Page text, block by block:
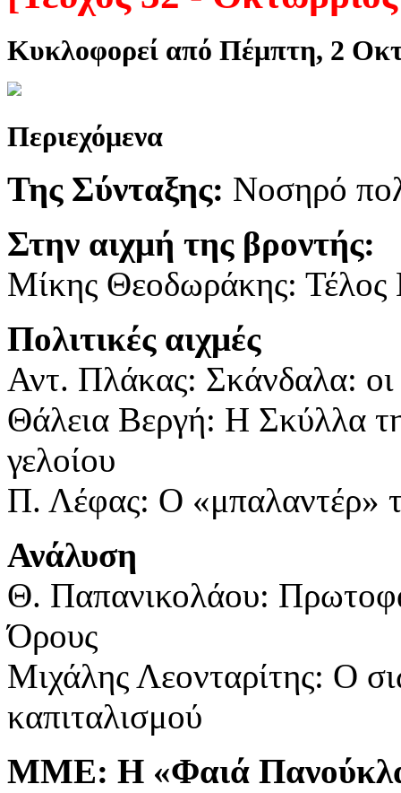
Κυκλοφορεί από Πέμπτη, 2
Περιεχόμενα
Της Σύνταξης: Νοσηρό
Στην αιχμή της βροντής:
Μίκης Θεοδωράκης: Τέλος
Πολιτικές αιχμές
Αντ. Πλάκας: Σκάνδαλα:
Θάλεια Βεργή: Η Σκύλλα
γελοίου
Π. Λέφας: Ο «μπαλαντέρ»
Ανάλυση
Θ. Παπανικολάου:
Όρους
Μιχάλης Λεονταρίτης: Ο
καπιταλισμού
ΜΜΕ: Η «Φαιά